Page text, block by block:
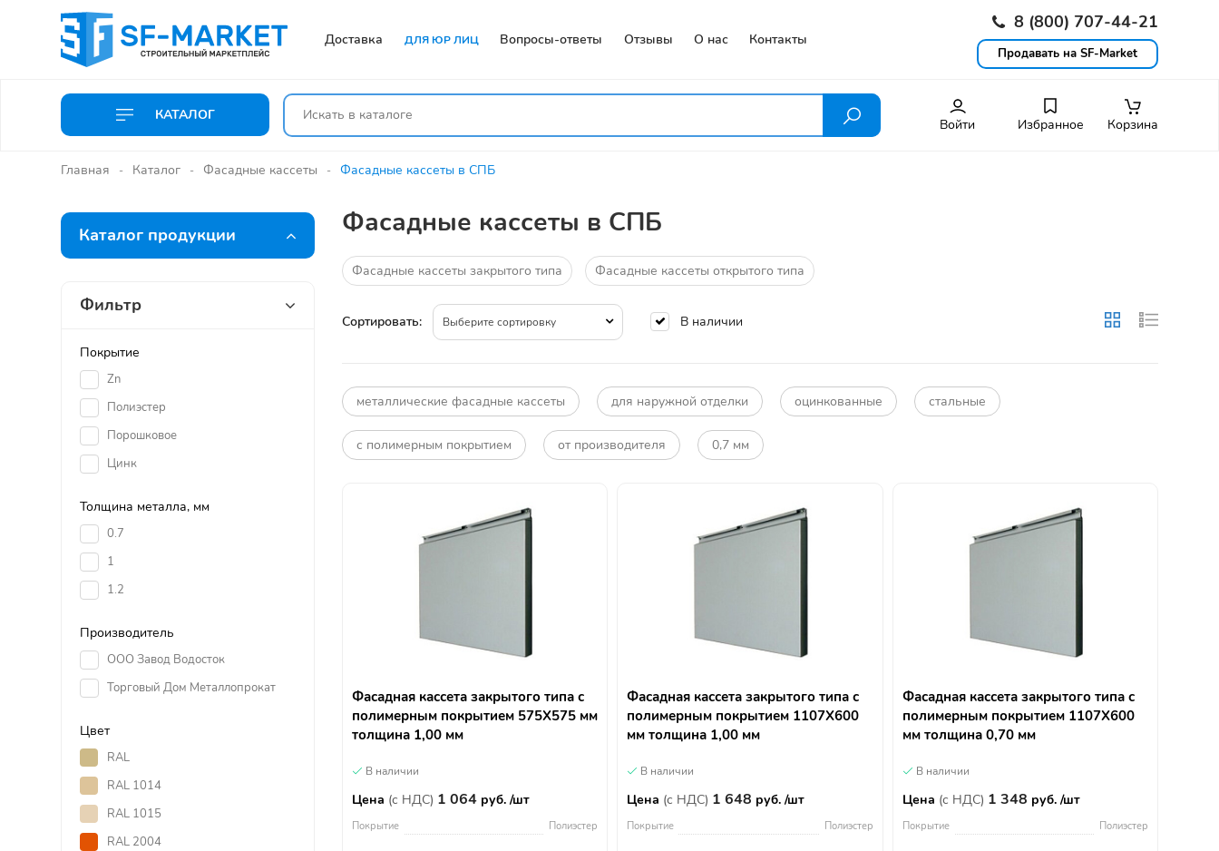
Доставка ДЛЯ ЮР ЛИЦ Вопросы-ответы Отзывы О нас Контакты
8 (800) 707-44-21
Продавать на SF-Market
КАТАЛОГ
Войти Избранное Корзина
Главная Каталог Фасадные кассеты Фасадные кассеты в СПБ
Каталог продукции
Фильтр
Покрытие
Zn
Полиэстер
Порошковое
Цинк
Толщина металла, мм
0.7
1
1.2
Производитель
ООО Завод Водосток
Торговый Дом Металлопрокат
Цвет
RAL
RAL 1014
RAL 1015
RAL 2004
Фасадные кассеты в СПБ
Фасадные кассеты закрытого типа Фасадные кассеты открытого типа
Сортировать: Выберите сортировку В наличии
металлические фасадные кассеты для наружной отделки оцинкованные стальные
с полимерным покрытием от производителя 0,7 мм
Фасадная кассета закрытого типа с
полимерным покрытием 575Х575 мм
толщина 1,00 мм
В наличии
Цена (с НДС) 1 064 руб. /шт
Покрытие Полиэстер
Фасадная кассета закрытого типа с
полимерным покрытием 1107Х600
мм толщина 1,00 мм
В наличии
Цена (с НДС) 1 648 руб. /шт
Покрытие Полиэстер
Фасадная кассета закрытого типа с
полимерным покрытием 1107Х600
мм толщина 0,70 мм
В наличии
Цена (с НДС) 1 348 руб. /шт
Покрытие Полиэстер